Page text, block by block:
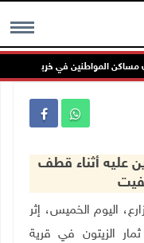
MENUالمواطنين في خربة الحمة
عليه أثناء قطف
اليوم الخميس، إثر
الزيتون في قرية